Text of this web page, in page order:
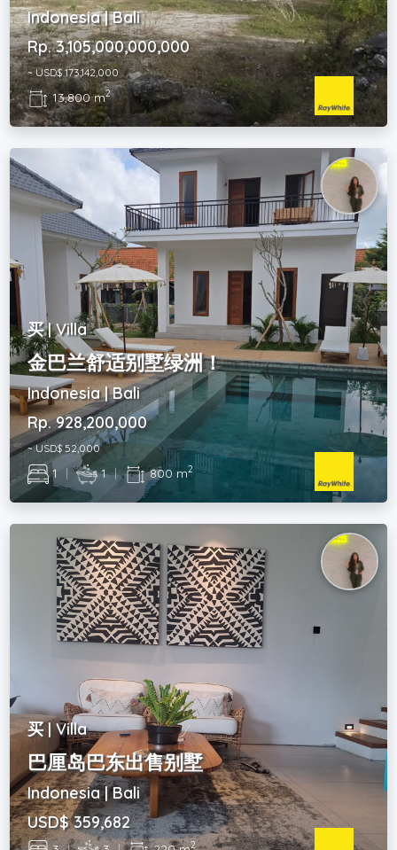
Indonesia | Bali
Rp. 3,105,000,000,000
~ USD$ 173,142,000
13,800 m2
买 | Villa
金巴兰舒适别墅绿洲！
Indonesia | Bali
Rp. 928,200,000
~ USD$ 52,000
1 | 1 | 800 m2
买 | Villa
巴厘岛巴东出售别墅
Indonesia | Bali
USD$ 359,682
2